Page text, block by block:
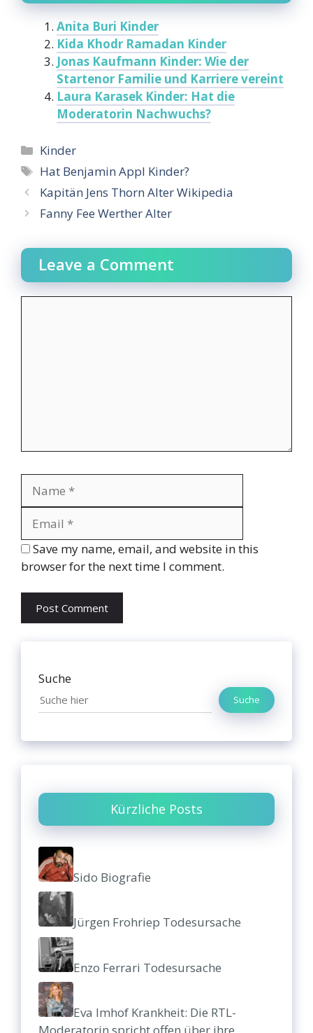
Anita Buri Kinder
Kida Khodr Ramadan Kinder
Jonas Kaufmann Kinder: Wie der
Startenor Familie und Karriere vereint
Laura Karasek Kinder: Hat die
Moderatorin Nachwuchs?
Categories
Kinder
Tags
Hat Benjamin Appl Kinder?
Kapitän Jens Thorn Alter Wikipedia
Fanny Fee Werther Alter
Leave a Comment
Save my name, email, and website in this
browser for the next time I comment.
Suche
Suche
Kürzliche Posts
Sido Biografie
Jürgen Frohriep Todesursache
Enzo Ferrari Todesursache
Eva Imhof Krankheit: Die RTL-